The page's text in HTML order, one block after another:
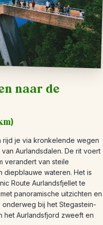
naar de
je via kronkelende wegen
Aurlandsdalen. De rit voert
verandert van steile
wateren. Het is
Route Aurlandsfjellet te
panoramische uitzichten en
bij het Stegastein-
het Aurlandsfjord zweeft en